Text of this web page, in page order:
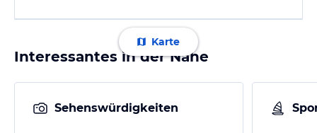
Karte
Interessantes in der Nähe
Sehenswürdigkeiten